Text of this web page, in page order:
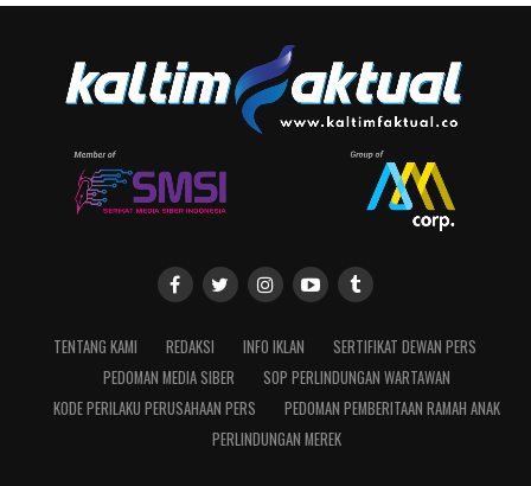
TENTANG KAMI REDAKSI INFO IKLAN
SERTIFIKAT DEWAN PERS
PEDOMAN MEDIA SIBER
SOP PERLINDUNGAN WARTAWAN
KODE PERILAKU PERUSAHAAN PERS
PEDOMAN PEMBERITAAN RAMAH ANAK
PERLINDUNGAN MEREK